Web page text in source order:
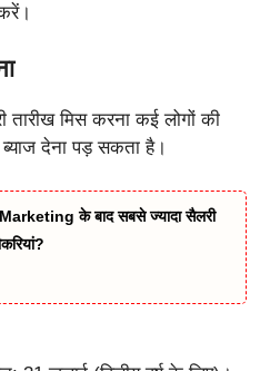
मिस करना कई लोगों की
देना पड़ सकता है।
के बाद सबसे ज्यादा सैलरी